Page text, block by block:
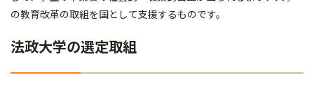
の教育改革の取組を国として支援するものです。
法政大学の選定取組